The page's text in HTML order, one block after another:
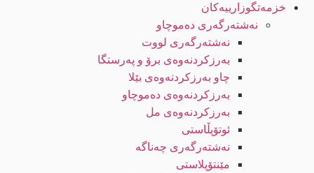
خزمەتگوزارییەکان
نەشتەرگەری دەموچاو
نەشتەرگەری لووت
بەرزکردنەوەی برۆ و پەرستگا
چاو بەرزکردنەوەی بێلا
بەرزکردنەوەی دەموچاو
بەرزکردنەوەی مل
ئوتۆپڵاستی
نەشتەرگەری چەناگە
مێنتۆپلاستی